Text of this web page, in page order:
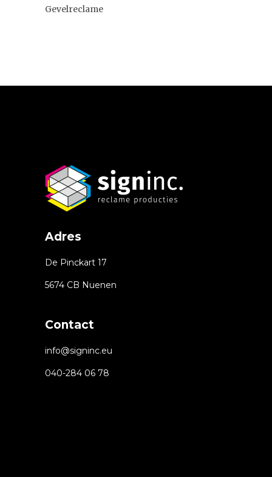
Gevelreclame
Adres
De Pinckart 17
5674 CB Nuenen
Contact
info@signinc.eu
040-284 06 78